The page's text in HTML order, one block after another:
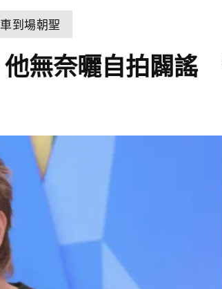
到場朝聖
無奈曬自拍闢謠